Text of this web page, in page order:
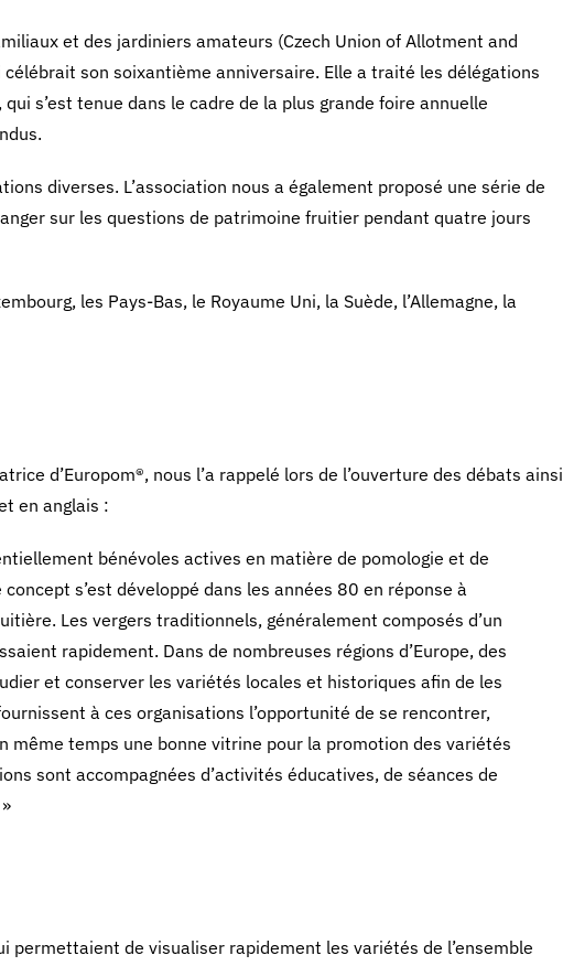
et des jardiniers amateurs (Czech Union of Allotment and
son soixantième anniversaire. Elle a traité les délégations
s’est tenue dans le cadre de la plus grande foire annuelle
diverses. L’association nous a également proposé une série de
sur les questions de patrimoine fruitier pendant quatre jours
les Pays-Bas, le Royaume Uni, la Suède, l’Allemagne, la
d’Europom®, nous l’a rappelé lors de l’ouverture des débats ainsi
en anglais :
bénévoles actives en matière de pomologie et de
s’est développé dans les années 80 en réponse à
Les vergers traditionnels, généralement composés d’un
rapidement. Dans de nombreuses régions d’Europe, des
et conserver les variétés locales et historiques afin de les
à ces organisations l’opportunité de se rencontrer,
même temps une bonne vitrine pour la promotion des variétés
sont accompagnées d’activités éducatives, de séances de
de visualiser rapidement les variétés de l’ensemble